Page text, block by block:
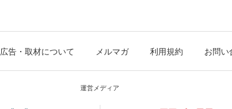
広告・取材について メルマガ 利用規約 お問い
運営メディア